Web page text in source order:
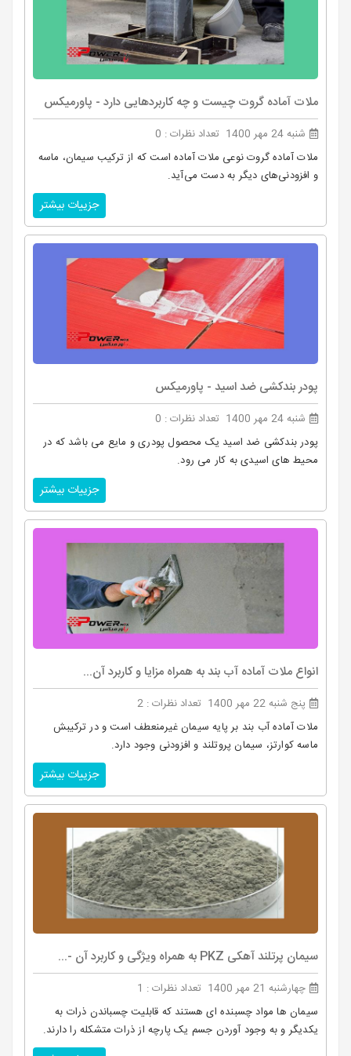
ملات آماده گروت چیست و چه کاربردهایی دارد - پاورمیکس
شنبه 24 مهر 1400
تعداد نظرات : 0
ملات آماده گروت‌ نوعی ملات آماده است که از ترکیب سیمان، ماسه
و افزودنی‌های دیگر به دست می‌آید.
جزییات بیشتر
پودر بندکشی ضد اسید - پاورمیکس
شنبه 24 مهر 1400
تعداد نظرات : 0
پودر بندکشی ضد اسید یک محصول پودری و مایع می باشد که در
محیط های اسیدی به کار می رود.
جزییات بیشتر
انواع ملات‌ آماده آب بند به همراه مزایا و کاربرد آن...
پنج شنبه 22 مهر 1400
تعداد نظرات : 2
ملات آماده آب‌ بند بر پایه سیمان غیرمنعطف است و در ترکیبش
ماسه کوارتز، سیمان پروتلند و افزودنی وجود دارد.
جزییات بیشتر
سیمان پرتلند آهکی PKZ به همراه ویژگی و کاربرد آن -...
چهارشنبه 21 مهر 1400
تعداد نظرات : 1
سیمان ها مواد چسبنده ای هستند که قابلیت چسباندن ذرات به
یکدیگر و به وجود آوردن جسم یک پارچه از ذرات متشکله را دارند.